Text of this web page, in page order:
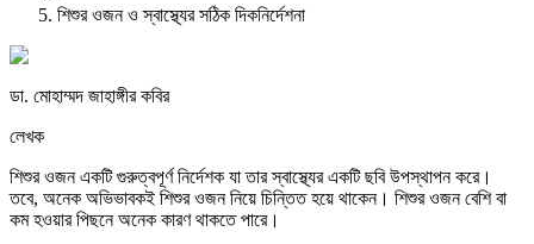
শিশুর ওজন ও স্বাস্থ্যের সঠিক দিকনির্দেশনা
ডা. মোহাম্মদ জাহাঙ্গীর কবির
লেখক
শিশুর ওজন একটি গুরুত্বপূর্ণ নির্দেশক যা তার স্বাস্থ্যের একটি ছবি উপস্থাপন করে।
তবে, অনেক অভিভাবকই শিশুর ওজন নিয়ে চিন্তিত হয়ে থাকেন। শিশুর ওজন বেশি বা
কম হওয়ার পিছনে অনেক কারণ থাকতে পারে।